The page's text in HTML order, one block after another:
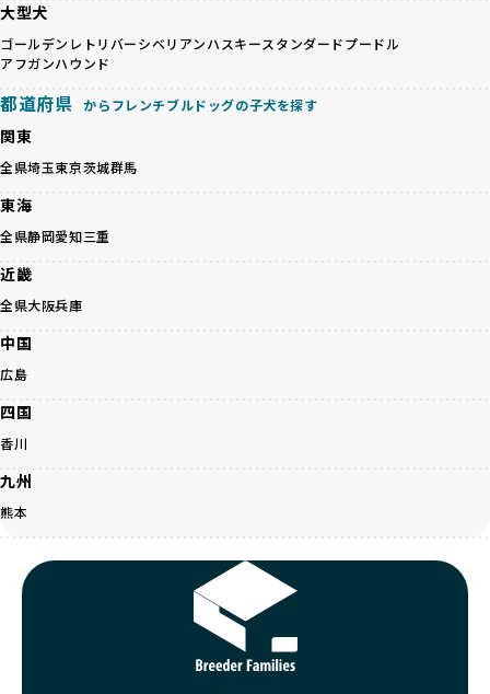
気で健康なスタートを切れることが大きな魅力です。
子犬の社会性は、家庭でのしつけをスムーズにする重要なポ
イントです。BreederFamiliesのブリーダーは、母犬や兄弟
犬、人との触れ合いの時間をしっかり確保し、子犬が自然に
コミュニケーション能力を身につけられるよう育てていま
す。
家庭に迎えたその日から、すでに社会性の基盤ができている
これにより、飼い主さんにとっても安心してスタートできる
でしょう。
と経験を持っています。そのため、子犬を迎えた後の健康管
理やしつけ、生活スタイルに合わせた育て方について、丁寧
は？」「食事はどうしたらいい？」など、疑問や悩みがあれ
ば、専門的な視点から解決のヒントをもらえるのも安心でき
BreederFamiliesでは、すべてのブリーダーが厳しい基準を
クリアした方々だけです。運営チームがブリーダーに直接ヒ
ています。
これにより、ユーザーは見た目だけでなく、育成環境や健康
子犬のお迎えまでのやりとりに不安を感じる方も多いかもし
れませんが、BreederFamiliesならその心配は無用です。
運営チームがブリーダーとのやりとりを全面的にサポートし
ます。不明点やトラブルが発生した場合も迅速に対応するた
め、安心してお迎え準備を進められます。
引退犬とは、繁殖期を終えたワンちゃんたちのことを指しま
す。
優良ブリーダーは、引退犬も家族の一員として、彼らの幸せ
信頼できる相手に譲渡するなど、ワンちゃんが幸せに暮らせ
るように配慮します。
え、早く手放すことを考えます。場合によっては、悪徳保護
団体に引き渡されることもあり、ワンちゃんの生活が不安定
引退犬に対する扱いがどうなっているかも、優良ブリーダー
を見分けるポイントとなります。
社会化とは、ワンちゃんが人間や他の犬、日常の環境にスム
会化は、生後3週間から12週間頃の「社会化期」と呼ばれる
時期が特に重要です。この期間は、ブリーダーが飼育してい
対して適応力を高めるための基礎を築く貴重な機会となりま
す。
他の犬との遊び、人や日常的な家庭環境への慣れを促すこと
で社会化を進めています。これにより、新しい家族に迎えら
れた後もストレスなく過ごせるようサポートします。
営利優先ブリーダーは、母犬から早期に分離し、ケージ内で
の生活が中心となるため、ワンちゃんが他の犬や人と触れ合
う機会が少なく、社会性が十分に育たないことがあります。
こうしたワンちゃんは、家庭環境に適応しづらくなるリスク
大型犬
ゴールデンレトリバーシベリアンハスキースタンダードプードル
アフガンハウンド
都道府県 からフレンチブルドッグの子犬を探す
関東
全県埼玉東京茨城群馬
東海
全県静岡愛知三重
近畿
全県大阪兵庫
中国
広島
四国
香川
九州
熊本